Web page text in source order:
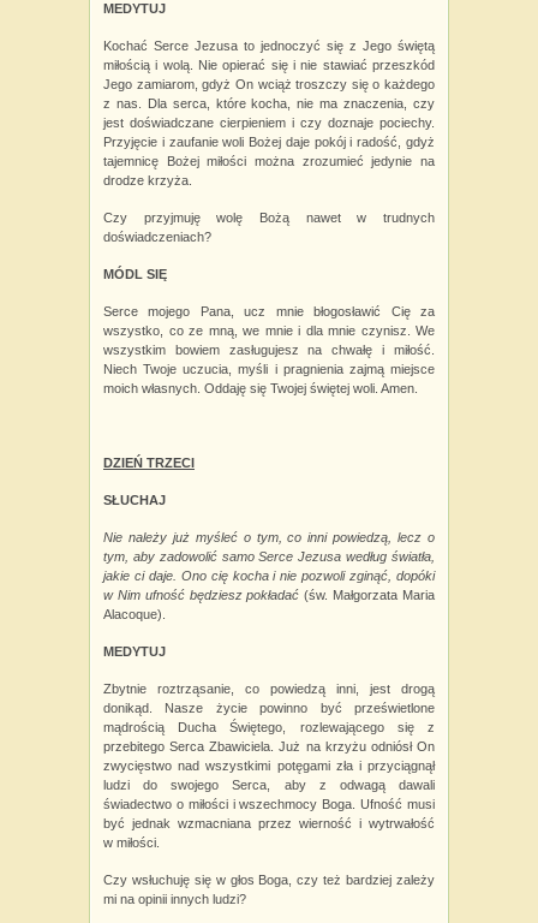
MEDYTUJ
Kochać Serce Jezusa to jednoczyć się z Jego świętą
miłością i wolą. Nie opierać się i nie stawiać przeszkód
Jego zamiarom, gdyż On wciąż troszczy się o każdego
z nas. Dla serca, które kocha, nie ma znaczenia, czy
jest doświadczane cierpieniem i czy doznaje pociechy.
Przyjęcie i zaufanie woli Bożej daje pokój i radość, gdyż
tajemnicę Bożej miłości można zrozumieć jedynie na
drodze krzyża.
Czy przyjmuję wolę Bożą nawet w trudnych
doświadczeniach?
MÓDL SIĘ
Serce mojego Pana, ucz mnie błogosławić Cię za
wszystko, co ze mną, we mnie i dla mnie czynisz. We
wszystkim bowiem zasługujesz na chwałę i miłość.
Niech Twoje uczucia, myśli i pragnienia zajmą miejsce
moich własnych. Oddaję się Twojej świętej woli. Amen.
DZIEŃ TRZECI
SŁUCHAJ
Nie należy już myśleć o tym, co inni powiedzą, lecz o
tym, aby zadowolić samo Serce Jezusa według światła,
jakie ci daje. Ono cię kocha i nie pozwoli zginąć, dopóki
w Nim ufność będziesz pokładać (św. Małgorzata Maria
Alacoque).
MEDYTUJ
Zbytnie roztrząsanie, co powiedzą inni, jest drogą
donikąd. Nasze życie powinno być prześwietlone
mądrością Ducha Świętego, rozlewającego się z
przebitego Serca Zbawiciela. Już na krzyżu odniósł On
zwycięstwo nad wszystkimi potęgami zła i przyciągnął
ludzi do swojego Serca, aby z odwagą dawali
świadectwo o miłości i wszechmocy Boga. Ufność musi
być jednak wzmacniana przez wierność i wytrwałość
w miłości.
Czy wsłuchuję się w głos Boga, czy też bardziej zależy
mi na opinii innych ludzi?